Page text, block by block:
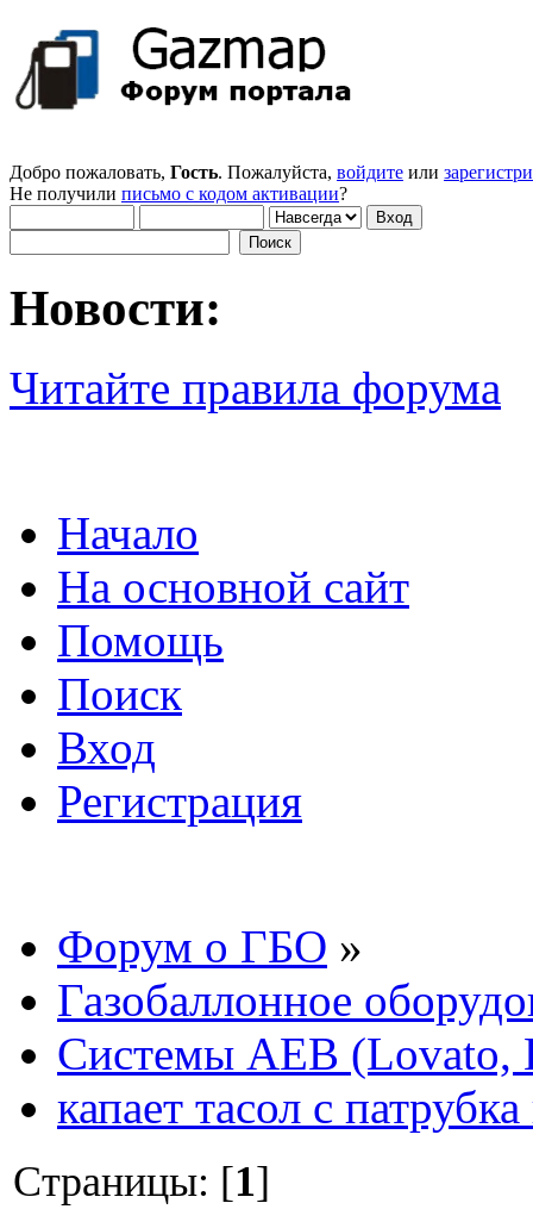
Добро пожаловать, Гость. Пожалуйста, войдите или
Не получили письмо с кодом активации?
Новости:
Читайте правила форума
Начало
На основной сайт
Помощь
Поиск
Вход
Регистрация
Форум о ГБО »
Газобаллонное
Системы AEB (Lovato,
капает тасол с
Страницы: [1]